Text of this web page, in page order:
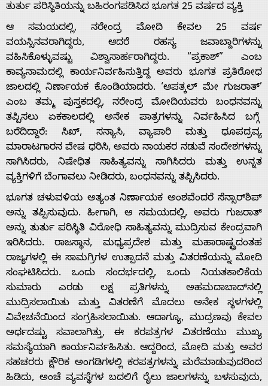
Us
ತುರ್ತು ಪರಿಸ್ಥಿತಿಯನ್ನು ಬಹಿರಂಗಪಡಿಸಿದ ಭೂಗತ 25 ವರ್ಷದ ವ್ಯಕ್ತಿ
ಆ ಸಮಯದಲ್ಲಿ, ನರೇಂದ್ರ ಮೋದಿ ಕೇವಲ 25 ವರ್ಷ
ವಯಸ್ಸಿನವರಾಗಿದ್ದರು, ಆದರೆ ರಹಸ್ಯ ಜವಾಬ್ದಾರಿಗಳನ್ನು
ವಹಿಸಿಕೊಳ್ಳುವಷ್ಟು ವಿಶ್ವಾಸಾರ್ಹರಾಗಿದ್ದರು. “ಪ್ರಕಾಶ್” ಎಂಬ
ಕಾವ್ಯನಾಮದಲ್ಲಿ ಕಾರ್ಯನಿರ್ವಹಿಸುತ್ತಿದ್ದ ಅವರು ಭೂಗತ ಪ್ರತಿರೋಧ
ಜಾಲದಲ್ಲಿ ನಿರ್ಣಾಯಕ ಕೊಂಡಿಯಾದರು. ‘ಆಪತ್ಕಲ್ ಮೇ ಗುಜರಾತ್’
ಎಂಬ ತಮ್ಮ ಪುಸ್ತಕದಲ್ಲಿ, ನರೇಂದ್ರ ಮೋದಿಯವರು ಬಂಧನವನ್ನು
ತಪ್ಪಿಸಲು ಏಕಕಾಲದಲ್ಲಿ ಅನೇಕ ಪಾತ್ರಗಳನ್ನು ನಿರ್ವಹಿಸಿದ ಬಗ್ಗೆ
ಬರೆದಿದ್ದಾರೆ: ಸಿಖ್, ಸನ್ಯಾಸಿ, ವ್ಯಾಪಾರಿ ಮತ್ತು ಧೂಪದ್ರವ್ಯ
ಮಾರಾಟಗಾರನ ವೇಷ ಧರಿಸಿ, ಅವರು ನಾಯಕರ ನಡುವೆ ಸಂದೇಶಗಳನ್ನು
ಸಾಗಿಸಿದರು, ನಿಷೇಧಿತ ಸಾಹಿತ್ಯವನ್ನು ಸಾಗಿಸಿದರು ಮತ್ತು ಉನ್ನತ
ವ್ಯಕ್ತಿಗಳಿಗೆ ಬೆಂಗಾವಲು ನೀಡಿದರು, ಬಂಧನವನ್ನು ತಪ್ಪಿಸಿದರು.
ಭೂಗತ ಚಳುವಳಿಯ ಅತ್ಯಂತ ನಿರ್ಣಾಯಕ ಅಂಶವೆಂದರೆ ಸೆನ್ಸಾರ್‌ಶಿಪ್
ಅನ್ನು ತಪ್ಪಿಸುವುದು. ಹೀಗಾಗಿ, ಆ ಸಮಯದಲ್ಲಿ, ಅವರು ಗುಜರಾತ್
ಅನ್ನು ತುರ್ತು ಪರಿಸ್ಥಿತಿ ವಿರೋಧಿ ಸಾಹಿತ್ಯವನ್ನು ಮುದ್ರಿಸುವ ಕೇಂದ್ರವಾಗಿ
ಇರಿಸಿದರು. ರಾಜಸ್ಥಾನ, ಮಧ್ಯಪ್ರದೇಶ ಮತ್ತು ಮಹಾರಾಷ್ಟ್ರದಂತಹ
ರಾಜ್ಯಗಳಲ್ಲಿ ಈ ಸಾಮಗ್ರಿಗಳ ಉತ್ಪಾದನೆ ಮತ್ತು ವಿತರಣೆಯನ್ನು ಮೋದಿ
ಸಂಘಟಿಸಿದರು. ಒಂದು ಸಂದರ್ಭದಲ್ಲಿ, ಒಂದು ನಿಯತಕಾಲಿಕೆಯ
ಸುಮಾರು ಎರಡು ಲಕ್ಷ ಪ್ರತಿಗಳನ್ನು ಅಹಮದಾಬಾದ್‌ನಲ್ಲಿ
ಮುದ್ರಿಸಲಾಯಿತು ಮತ್ತು ವಿತರಣೆಗೆ ಮೊದಲು ಅನೇಕ ಸ್ಥಳಗಳಲ್ಲಿ
ವಿವೇಚನೆಯಿಂದ ಸಂಗ್ರಹಿಸಲಾಯಿತು. ಆದಾಗ್ಯೂ, ಮುದ್ರಣವು ಕೇವಲ
ಅರ್ಧದಷ್ಟು ಸವಾಲಾಗಿತ್ತು, ಈ ಕರಪತ್ರಗಳ ವಿತರಣೆಯು ಮುಖ್ಯ
ಸಮಸ್ಯೆಯಾಗಿ ಕಾರ್ಯನಿರ್ವಹಿಸಿತು. ಆದ್ದರಿಂದ, ಮೋದಿ ಮತ್ತು ಅವರ
ಸಹಚರರು ಕ್ಷೌರಿಕ ಅಂಗಡಿಗಳಲ್ಲಿ ಕರಪತ್ರಗಳನ್ನು ಮರೆಮಾಡುವುದರಿಂದ
ಹಿಡಿದು, ಅಂಚೆ ವ್ಯವಸ್ಥೆಗಳ ಬದಲಿಗೆ ರೈಲು ಜಾಲಗಳನ್ನು ಬಳಸುವುದು,